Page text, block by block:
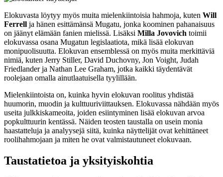
Elokuvasta löytyy myös muita mielenkiintoisia hahmoja, kuten Will
Ferrell ja hänen esittämänsä Mugatu, jonka koominen pahanaisuus
on jäänyt elämään fanien mielissä. Lisäksi Milla Jovovich toimii
elokuvassa osana Mugatun legislaatiota, mikä lisää elokuvan
monipuolisuutta. Elokuvan ensemblessä on myös muita merkittäviä
nimiä, kuten Jerry Stiller, David Duchovny, Jon Voight, Judah
Friedlander ja Nathan Lee Graham, jotka kaikki täydentävät
roolejaan omalla ainutlaatuisella tyylillään.
Mielenkiintoista on, kuinka hyvin elokuvan roolitus yhdistää
huumorin, muodin ja kulttuuriviittauksen. Elokuvassa nähdään myös
useita julkkiskameoita, joiden esiintyminen lisää elokuvan arvoa
popkulttuurin kentässä. Näiden teosten taustalla on usein monia
haastatteluja ja analyysejä siitä, kuinka näyttelijät ovat kehittäneet
roolihahmojaan ja miten he ovat valmistautuneet elokuvaan.
Taustatietoa ja yksityiskohtia